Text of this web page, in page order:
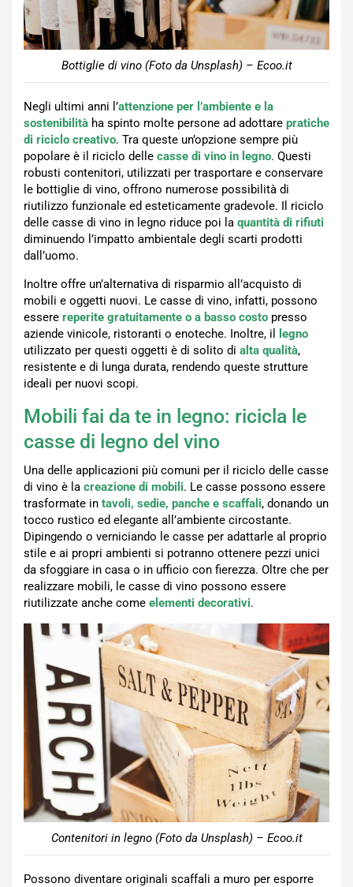
Bottiglie di vino (Foto da Unsplash) – Ecoo.it
Negli ultimi anni l’attenzione per l’ambiente e la
sostenibilità ha spinto molte persone ad adottare pratiche
di riciclo creativo. Tra queste un’opzione sempre più
popolare è il riciclo delle casse di vino in legno. Questi
robusti contenitori, utilizzati per trasportare e conservare
le bottiglie di vino, offrono numerose possibilità di
riutilizzo funzionale ed esteticamente gradevole. Il riciclo
delle casse di vino in legno riduce poi la quantità di rifiuti
diminuendo l’impatto ambientale degli scarti prodotti
dall’uomo.
Inoltre offre un’alternativa di risparmio all’acquisto di
mobili e oggetti nuovi. Le casse di vino, infatti, possono
essere reperite gratuitamente o a basso costo presso
aziende vinicole, ristoranti o enoteche. Inoltre, il
legno
utilizzato per questi oggetti è di solito di alta qualità,
resistente e di lunga durata, rendendo queste strutture
ideali per nuovi scopi.
Mobili fai da te in legno: ricicla le
casse di legno del vino
Una delle applicazioni più comuni per il riciclo delle casse
di vino è la creazione di mobili. Le casse possono essere
trasformate in tavoli, sedie, panche e scaffali, donando un
tocco rustico ed elegante all’ambiente circostante.
Dipingendo o verniciando le casse per adattarle al proprio
stile e ai propri ambienti si potranno ottenere pezzi unici
da sfoggiare in casa o in ufficio con fierezza. Oltre che per
realizzare mobili, le casse di vino possono essere
riutilizzate anche come elementi decorativi.
Contenitori in legno (Foto da Unsplash) – Ecoo.it
Possono diventare originali scaffali a muro per esporre